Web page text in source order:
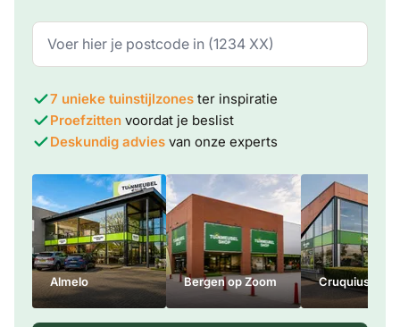
7 unieke tuinstijlzones ter inspiratie
Proefzitten voordat je beslist
Deskundig advies van onze experts
Almelo Bergen op Zoom Cruquius